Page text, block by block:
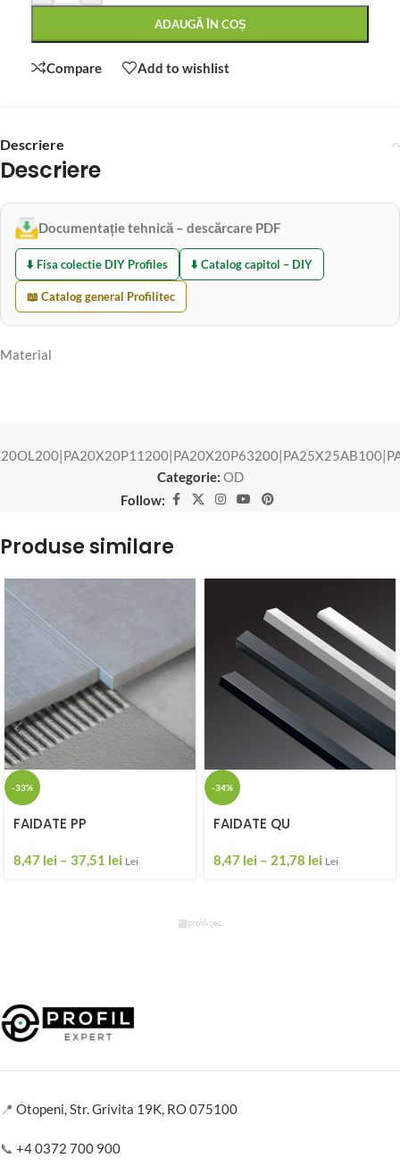
ADAUGĂ ÎN COȘ
Compare Add to wishlist
Descriere
Descriere
Documentație tehnică – descărcare PDF
⬇️ Fisa colectie DIY Profiles ⬇️ Catalog capitol – DIY
📖 Catalog general Profilitec
Material
Categorie: OD
Follow:
Produse similare
-33%
FAIDATE PP
8,47 lei – 37,51 lei Lei
-34%
FAIDATE QU
8,47 lei – 21,78 lei Lei
📍 Otopeni, Str. Grivita 19K, RO 075100
📞 +4 0372 700 900